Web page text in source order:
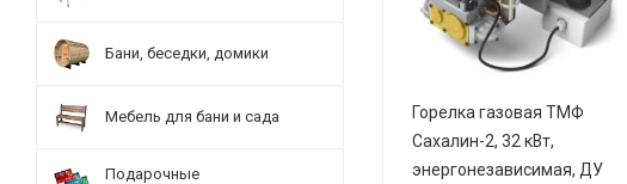
Горелка газовая ТМФ
Сахалин-2, 32 кВт,
энергонезависимая, ДУ
Бани, беседки, домики
Мебель для бани и сада
Подарочные